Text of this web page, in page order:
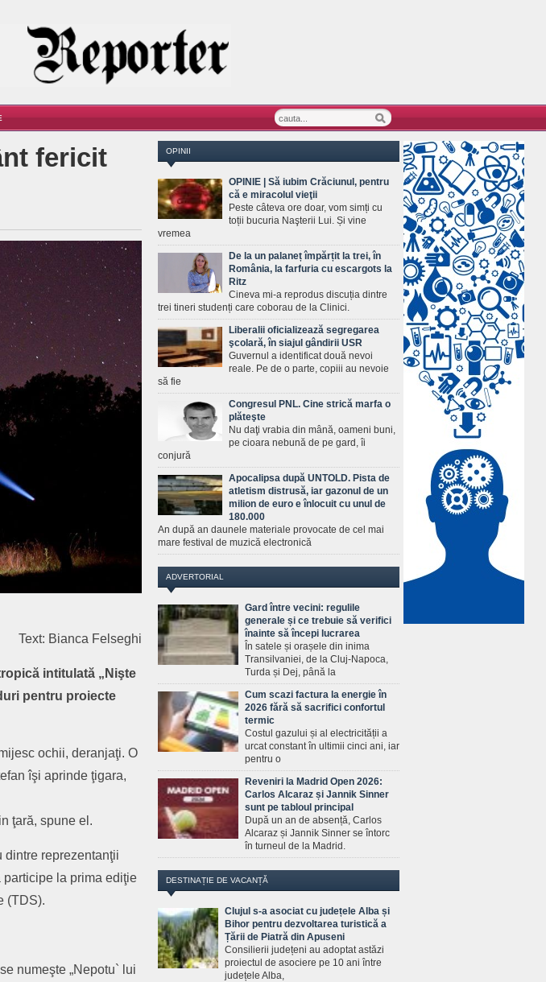
fericit
Text: Bianca Felseghi
intitulată „Nişte
pentru proiecte
ochii, deranjaţi. O
îşi aprinde ţigara,
ţară, spune el.
dintre reprezentanţii
participe la prima ediţie
(TDS).
numeşte „Nepotu` lui
OPINII
OPINIE | Să iubim Crăciunul, pentru
că e miracolul vieţii
Peste câteva ore doar, vom simți cu
toții bucuria Naşterii Lui. Și vine
vremea
De la un palaneț împărțit la trei, în
România, la farfuria cu escargots la
Ritz
Cineva mi-a reprodus discuția dintre
trei tineri studenți care coborau de la Clinici.
Liberalii oficializează segregarea
şcolară, în siajul gândirii USR
Guvernul a identificat două nevoi
reale. Pe de o parte, copiii au nevoie
să fie
Congresul PNL. Cine strică marfa o
plăteşte
Nu daţi vrabia din mână, oameni buni,
pe cioara nebună de pe gard, îi
conjură
Apocalipsa după UNTOLD. Pista de
atletism distrusă, iar gazonul de un
milion de euro e înlocuit cu unul de
180.000
An după an daunele materiale provocate de cel mai
mare festival de muzică electronică
ADVERTORIAL
Gard între vecini: regulile
generale și ce trebuie să verifici
înainte să începi lucrarea
În satele și orașele din inima
Transilvaniei, de la Cluj-Napoca,
Turda și Dej, până la
Cum scazi factura la energie în
2026 fără să sacrifici confortul
termic
Costul gazului și al electricității a
urcat constant în ultimii cinci ani, iar
pentru o
Reveniri la Madrid Open 2026:
Carlos Alcaraz și Jannik Sinner
sunt pe tabloul principal
După un an de absență, Carlos
Alcaraz și Jannik Sinner se întorc
în turneul de la Madrid.
DESTINAȚIE DE VACANȚĂ
Clujul s-a asociat cu județele Alba și
Bihor pentru dezvoltarea turistică a
Țării de Piatră din Apuseni
Consilierii județeni au adoptat astăzi
proiectul de asociere pe 10 ani între
județele Alba,